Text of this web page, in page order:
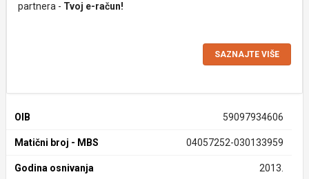
partnera - Tvoj e-račun!
SAZNAJTE VIŠE
OIB 59097934606
Matični broj - MBS 04057252-030133959
Godina osnivanja 2013.